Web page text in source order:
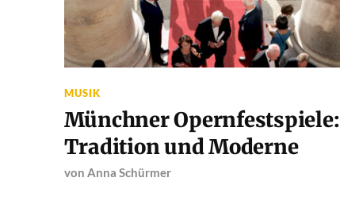
MUSIK
Münchner Opernfestspiele:
Tradition und Moderne
von Anna Schürmer